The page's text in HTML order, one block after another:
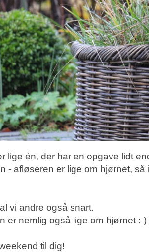
lige én, der har en opgave lidt
- afløseren er lige om hjørnet,
vi andre også snart.
er nemlig også lige om hjørnet :-)
til dig!